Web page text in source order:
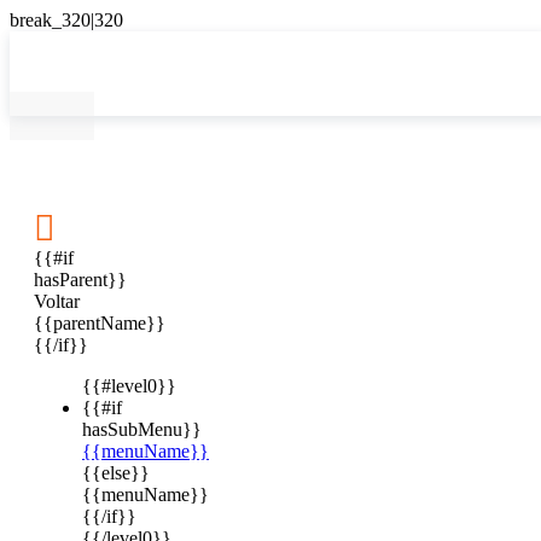

{{#if
hasParent}}
Voltar
{{parentName}}
{{/if}}
{{#level0}}
{{#if
hasSubMenu}}
{{menuName}}
{{else}}
{{menuName}}
{{/if}}